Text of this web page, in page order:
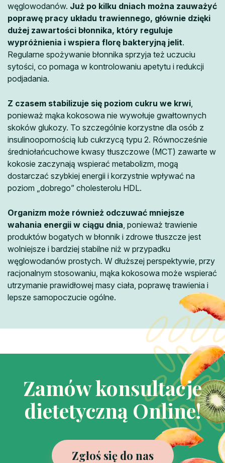
węglowodanów. Już po kilku dniach można zauważyć
poprawę pracy układu trawiennego, głównie dzięki
dużej zawartości błonnika, który reguluje
wypróżnienia i wspiera florę bakteryjną jelit.
Regularne spożywanie błonnika sprzyja też uczuciu
sytości, co pomaga w kontrolowaniu apetytu i redukcji
podjadania.
Z czasem stabilizuje się poziom cukru we krwi
ponieważ mąka kokosowa nie wywołuje gwałtownych
skoków glukozy. To szczególnie korzystne dla osób z
insulinoopornością lub cukrzycą typu 2. Równocześnie
średniołańcuchowe kwasy tłuszczowe (MCT) zawarte w
kokosie zaczynają wspierać metabolizm, mogą
dostarczać szybkiej energii i korzystnie wpływać na
poziom „dobrego” cholesterolu HDL.
Organizm może również odczuwać mniejsze
wahania energii w ciągu dnia , ponieważ trawienie
produktów bogatych w błonnik i zdrowe tłuszcze jest
wolniejsze i bardziej stabilne niż w przypadku
węglowodanów prostych. W dłuższej perspektywie, przy
racjonalnym stosowaniu, mąka kokosowa może wspierać
utrzymanie prawidłowej masy ciała, poprawę trawienia i
lepsze samopoczucie ogólne.
Zamów konsultacje
dietetyczną Online!
Zgłoś się do nas